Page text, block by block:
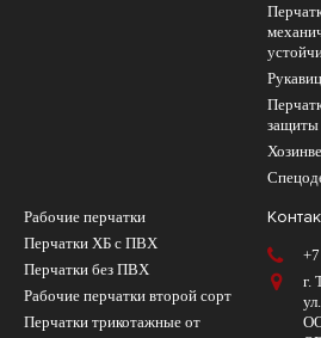
защиты
Рабочие перчатки
Перчатки ХБ с ПВХ
Перчатки без ПВХ
Рабочие перчатки второй сорт
Перчатки трикотажные от
г.